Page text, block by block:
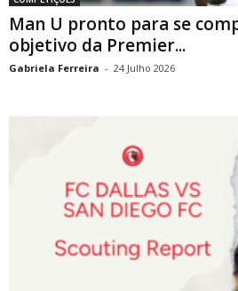
Man U pronto para se
objetivo da Premier...
Gabriela Ferreira - 24 Julho 2026